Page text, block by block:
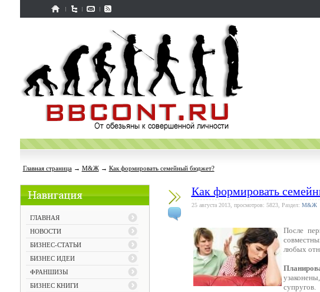
Главная страница→ М&Ж→ Как формировать семейный бюджет?
ГЛАВНАЯ
НОВОСТИ
БИЗНЕС-СТАТЬИ
БИЗНЕС ИДЕИ
ФРАНШИЗЫ
БИЗНЕС КНИГИ
Как формировать
25 августа 2013, просмотров: 5823, Раздел: М&Ж
После
любых
супругов.